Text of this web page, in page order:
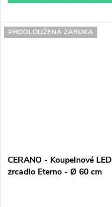
PRODLOUŽENÁ ZÁRUKA
CERANO - Koupelnové LED
zrcadlo Eterno - Ø 60 cm